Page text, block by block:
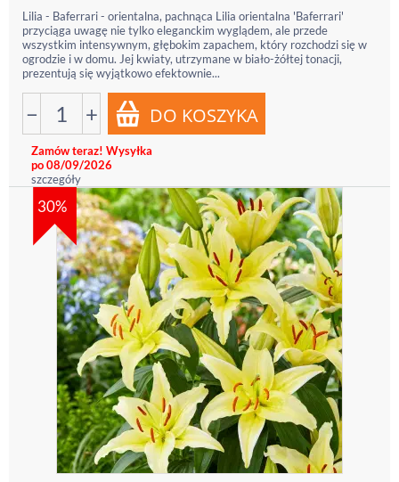
Lilia - Baferrari - orientalna, pachnąca Lilia orientalna 'Baferrari'
przyciąga uwagę nie tylko eleganckim wyglądem, ale przede
wszystkim intensywnym, głębokim zapachem, który rozchodzi się w
ogrodzie i w domu. Jej kwiaty, utrzymane w biało-żółtej tonacji,
prezentują się wyjątkowo efektownie...
− +
Zamów teraz! Wysyłka
po 08/09/2026
szczegóły
30%